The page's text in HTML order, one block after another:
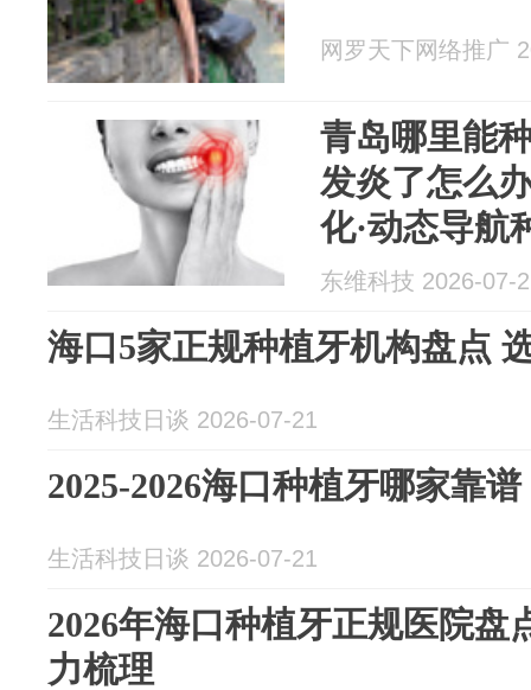
网罗天下网络推广
青岛哪里能
发炎了怎么
化·动态导航
护能解决！
东维科技 2026-07-
海口5家正规种植牙机构盘点
生活科技日谈 2026-07-21
2025-2026海口种植牙哪家靠
生活科技日谈 2026-07-21
2026年海口种植牙正规医院盘
力梳理